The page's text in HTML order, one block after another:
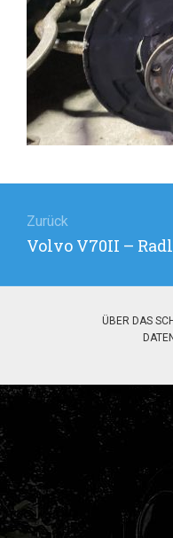
Zurück
Vorheriger
Volvo V70II –
ÜBER DAS